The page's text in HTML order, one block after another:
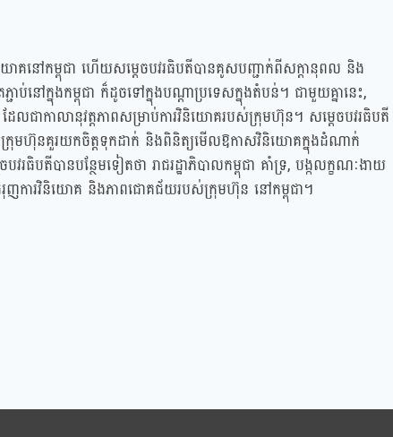
ោគនៅកម្ពុជា ហើយសម្ដេចបវរធិបតីបានគូសបញ្ជាក់ពីសក្ដានុពល និង
ប់នៅក្នុងកម្ពុជា​ ក៏ដូចទៅក្នុងបណ្ដាប្រទេសក្នុងតំបន់។ ជាមួយគ្នានេះ,
លជាកាលានុវត្តភាពសម្រាប់ការវិនិយោគរបស់ក្រុមហ៊ុន។ សម្ដេចបវរធិបតី
រុមហ៊ុនគួរយកចិត្តទុកដាក់ និងពិនិត្យមើលឱកាសវិនិយោគក្នុងដំណាក់
ធិបតីបានបន្ថែមទៀតថា រាជរដ្ឋាភិបាលកម្ពុជា គាំទ្រ, បង្កលក្ខណៈងាយ
ារវិនិយោគ និងភាពជោគជ័យរបស់ក្រុមហ៊ុន នៅកម្ពុជា។